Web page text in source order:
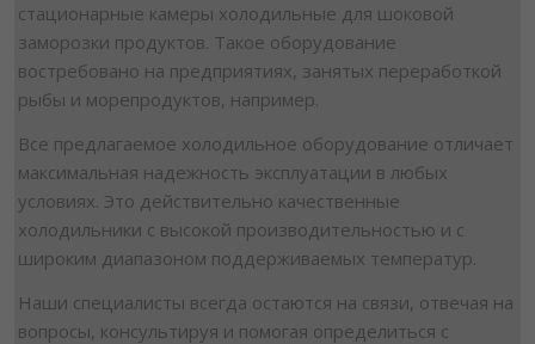
стационарные камеры холодильные для шоковой
заморозки продуктов. Такое оборудование
востребовано на предприятиях, занятых переработкой
рыбы и морепродуктов, например.
Все предлагаемое холодильное оборудование отличает
максимальная надежность эксплуатации в любых
условиях. Это действительно качественные
холодильники с высокой производительностью и с
широким диапазоном поддерживаемых температур.
Наши специалисты всегда остаются на связи, отвечая на
вопросы, консультируя и помогая определиться с